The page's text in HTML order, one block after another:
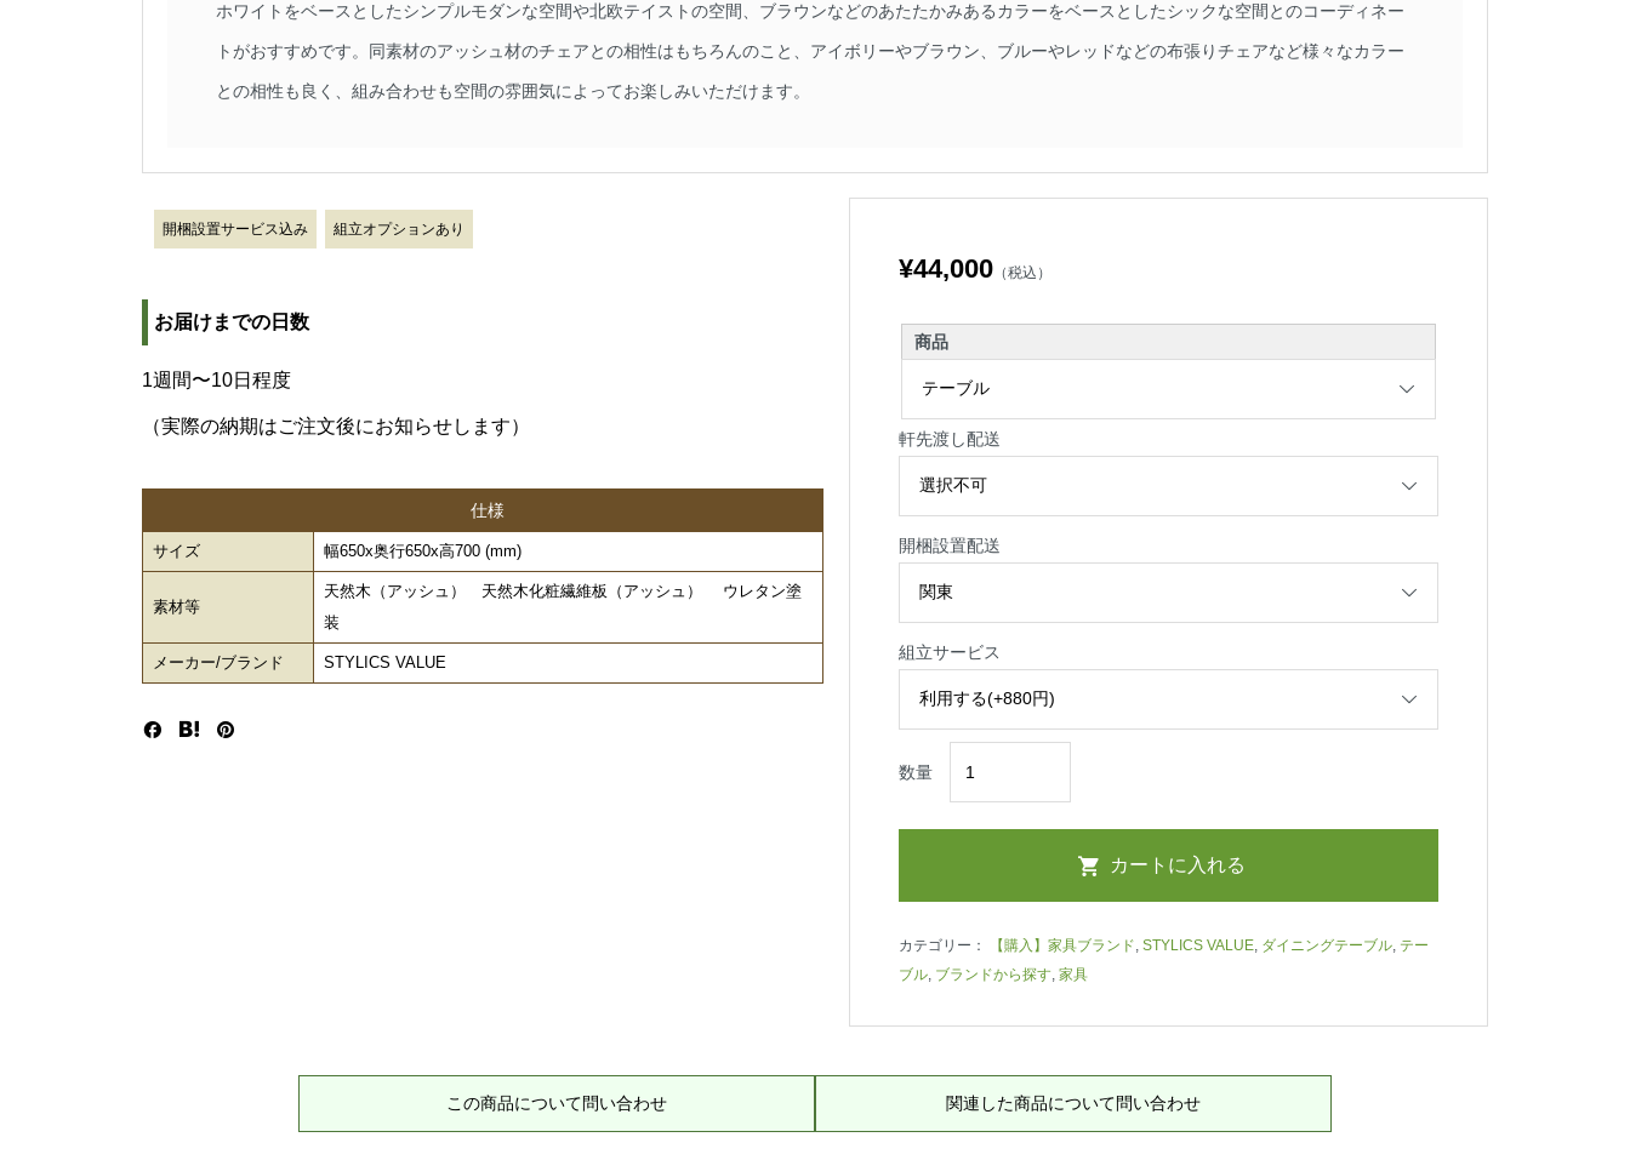
ホワイトをベースとしたシンプルモダンな空間や北欧テイストの空間、ブラウンなどのあたたかみあるカラーをベースとしたシックな空間とのコーディネー
トがおすすめです。同素材のアッシュ材のチェアとの相性はもちろんのこと、アイボリーやブラウン、ブルーやレッドなどの布張りチェアなど様々なカラー
との相性も良く、組み合わせも空間の雰囲気によってお楽しみいただけます。
開梱設置サービス込み 組立オプションあり
お届けまでの日数
1週間〜10日程度
（実際の納期はご注文後にお知らせします）
仕様
サイズ 幅650x奥行650x高700 (mm)
素材等
天然木（アッシュ） 天然木化粧繊維板（アッシュ） ウレタン塗
装
メーカー/ブランド STYLICS VALUE
¥44,000（税込）
商品
軒先渡し配送
開梱設置配送
組立サービス
数量
カテゴリー： 【購入】家具ブランド, STYLICS VALUE, ダイニングテーブル, テー
ブル, ブランドから探す, 家具
この商品について問い合わせ 関連した商品について問い合わせ